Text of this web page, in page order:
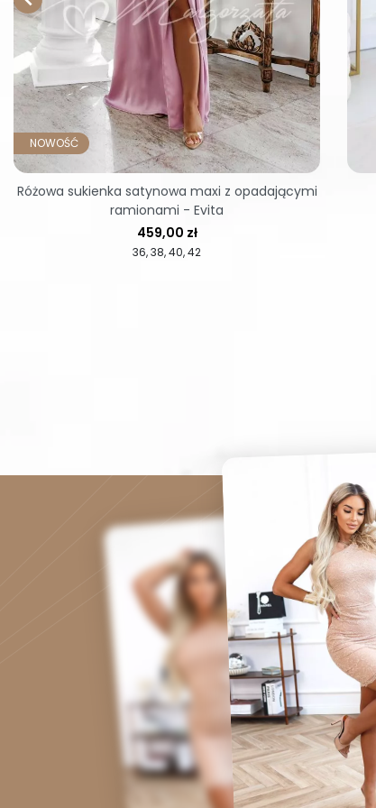
NOWOŚĆ
36 38 40 42
Cena
459,00 zł
Różowa sukienka satynowa maxi z opadającymi
ramionami - Evita